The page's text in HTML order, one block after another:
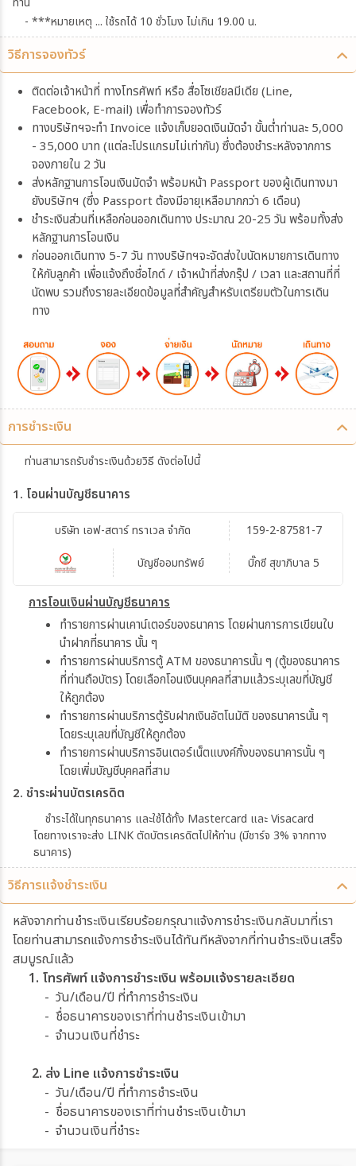
- ***หมายเหตุ ... ใช้รถได้ 10 ชั่วโมง ไม่เกิน 19.00 น.
วิธีการจองทัวร์
ติดต่อเจ้าหน้าที่ ทางโทรศัพท์ หรือ สื่อโซเชียลมีเดีย (Line,
Facebook, E-mail) เพื่อทำการจองทัวร์
ทางบริษัทฯจะทำ Invoice แจ้งเก็บยอดเงินมัดจำ ขั้นต่ำท่านละ 5,000
- 35,000 บาท (แต่ละโปรแกรมไม่เท่ากัน) ซึ่งต้องชำระหลังจากการ
จองภายใน 2 วัน
ส่งหลักฐานการโอนเงินมัดจำ พร้อมหน้า Passport ของผู้เดินทางมา
ยังบริษัทฯ (ซึ่ง Passport ต้องมีอายุเหลือมากกว่า 6 เดือน)
ชำระเงินส่วนที่เหลือก่อนออกเดินทาง ประมาณ 20-25 วัน พร้อมทั้งส่ง
หลักฐานการโอนเงิน
ก่อนออกเดินทาง 5-7 วัน ทางบริษัทฯจะจัดส่งใบนัดหมายการเดินทาง
ให้กับลูกค้า เพื่อแจ้งถึงชื่อไกด์ / เจ้าหน้าที่ส่งกรุ๊ป / เวลา และสถานที่ที่
นัดพบ รวมถึงรายละเอียดข้อมูลที่สำคัญสำหรับเตรียมตัวในการเดิน
ทาง
การชำระเงิน
ท่านสามารถรับชำระเงินด้วยวิธี ดังต่อไปนี้
1. โอนผ่านบัญชีธนาคาร
บัญชีออมทรัพย์
บริษัท เอฟ-สตาร์ ทราเวล จำกัด
บิ๊กซี สุขาภิบาล 5
159-2-87581-7
การโอนเงินผ่านบัญชีธนาคาร
ทำรายการผ่านเคาน์เตอร์ของธนาคาร โดยผ่านการการเขียนใบ
นำฝากที่ธนาคาร นั้น ๆ
ทำรายการผ่านบริการตู้ ATM ของธนาคารนั้น ๆ (ตู้ของธนาคาร
ที่ท่านถือบัตร) โดยเลือกโอนเงินบุคคลที่สามแล้วระบุเลขที่บัญชี
ให้ถูกต้อง
ทำรายการผ่านบริการตู้รับฝากเงินอัตโนมัติ ของธนาคารนั้น ๆ
โดยระบุเลขที่บัญชีให้ถูกต้อง
ทำรายการผ่านบริการอินเตอร์เน็ตแบงค์กิ้งของธนาคารนั้น ๆ
โดยเพิ่มบัญชีบุคคลที่สาม
2. ชำระผ่านบัตรเครดิต
ชำระได้ในทุกธนาคาร และใช้ได้ทั้ง Mastercard และ Visacard
โดยทางเราจะส่ง LINK ตัดบัตรเครดิตไปให้ท่าน (มีชาร์จ 3% จากทาง
ธนาคาร)
วิธีการแจ้งชำระเงิน
หลังจากท่านชำระเงินเรียบร้อยกรุณาแจ้งการชำระเงินกลับมาที่เรา
โดยท่านสามารถแจ้งการชำระเงินได้ทันทีหลังจากที่ท่านชำระเงินเสร็จ
สมบูรณ์แล้ว
1. โทรศัพท์ แจ้งการชำระเงิน พร้อมแจ้งรายละเอียด
- วัน/เดือน/ปี ที่ทำการชำระเงิน
- ชื่อธนาคารของเราที่ท่านชำระเงินเข้ามา
- จำนวนเงินที่ชำระ
2. ส่ง Line แจ้งการชำระเงิน
- วัน/เดือน/ปี ที่ทำการชำระเงิน
- ชื่อธนาคารของเราที่ท่านชำระเงินเข้ามา
- จำนวนเงินที่ชำระ